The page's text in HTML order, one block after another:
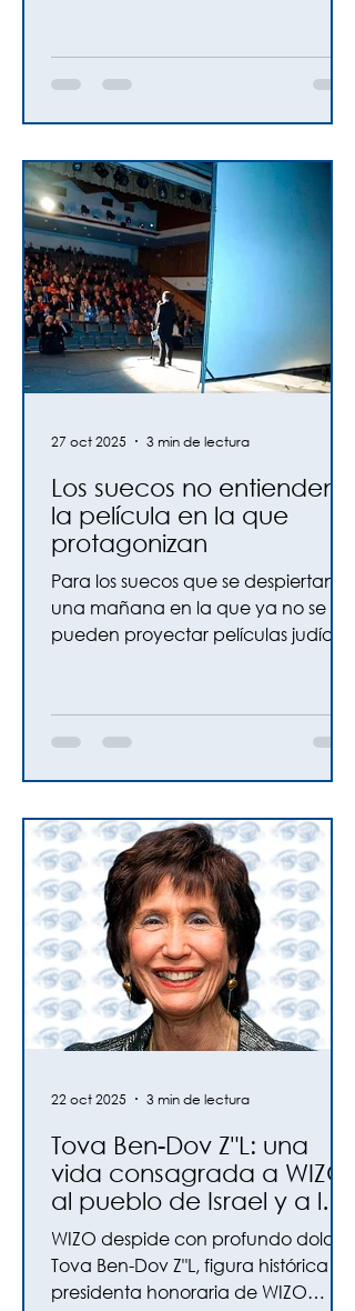
Los suecos no entienden
la película en la que
protagonizan
Para los suecos que se despiertan
una mañana en la que ya no se
pueden proyectar películas judías
antisemitismo es solo el tráiler.
27 oct 2025 3 min de lectura
Tova Ben-Dov Z"L: una
vida consagrada a WIZO,
al pueblo de Israel y a la
solidaridad global
WIZO despide con profundo dolor a
Tova Ben-Dov Z"L, figura histórica y
presidenta honoraria de WIZO
22 oct 2025 3 min de lectura